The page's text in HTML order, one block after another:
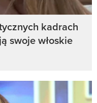
kadrach
swoje włoskie